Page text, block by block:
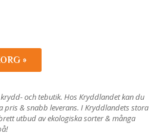
»
och tebutik. Hos Kryddlandet kan du
pris & snabb leverans. I Kryddlandets stora
utbud av ekologiska sorter & många